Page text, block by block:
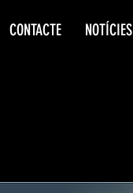
CONTACTE NOTÍCIES